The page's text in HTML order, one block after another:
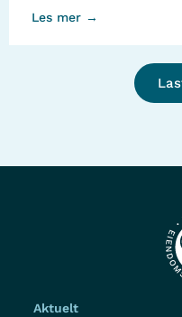
Les mer →
Aktuelt